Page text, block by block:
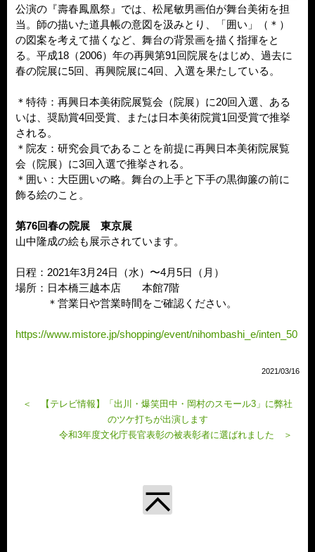
公演の『壽春鳳凰祭』では、松尾敏男画伯が舞台美術を担
当。師の描いた道具帳の意図を汲みとり、「囲い」（＊）
の図案を考えて描くなど、舞台の背景画を描く指揮をと
る。平成18（2006）年の再興第91回院展をはじめ、過去に
春の院展に5回、再興院展に4回、入選を果たしている。
＊特待：再興日本美術院展覧会（院展）に20回入選、ある
いは、奨励賞4回受賞、または日本美術院賞1回受賞で推挙
される。
＊院友：研究会員であることを前提に再興日本美術院展覧
会（院展）に3回入選で推挙される。
＊囲い：大臣囲いの略。舞台の上手と下手の黒御簾の前に
飾る絵のこと。
第76回春の院展 東京展
山中隆成の絵も展示されています。
日程：2021年3月24日（水）〜4月5日（月）
場所：日本橋三越本店 本館7階
＊営業日や営業時間をご確認ください。
https://www.mistore.jp/shopping/event/nihombashi_e/inten_50
2021/03/16
＜ 【テレビ情報】「出川・爆笑田中・岡村のスモール3」に弊社
のツケ打ちが出演します
令和3年度文化庁長官表彰の被表彰者に選ばれました ＞